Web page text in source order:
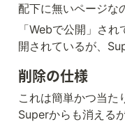
配下に無いページな
「Webで公開」さ
開されているが、
削除の仕様
これは簡単かつ当た
Superからも消える